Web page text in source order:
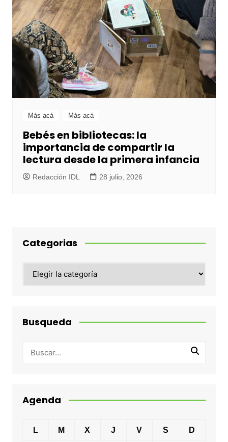
Más acá Más acá
Bebés en bibliotecas: la
importancia de compartir la
lectura desde la primera infancia
Redacción IDL 28 julio, 2026
Categorias
Busqueda
Agenda
L M X J V S D